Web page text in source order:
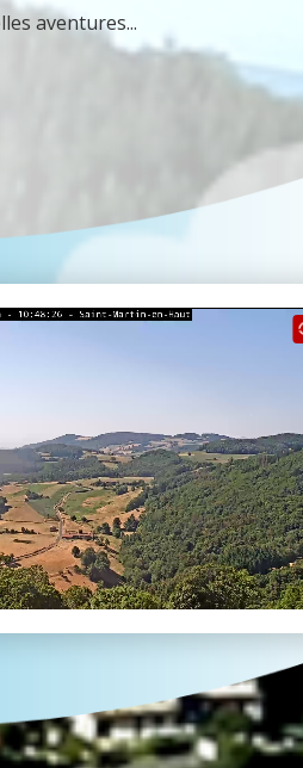
aventures...